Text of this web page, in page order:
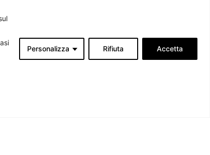
Personalizza Rifiuta Accetta